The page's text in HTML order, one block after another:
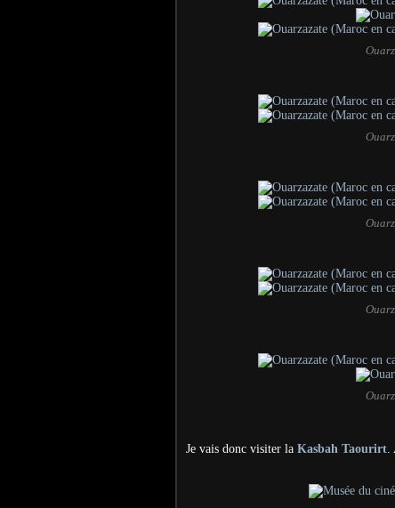
Je vais donc visiter la Kasbah Taourirt